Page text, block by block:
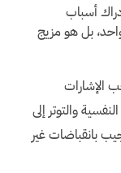
أسباب
بل هو مزيج
الإشارات
والتوتر إلى
بانقباضات غير